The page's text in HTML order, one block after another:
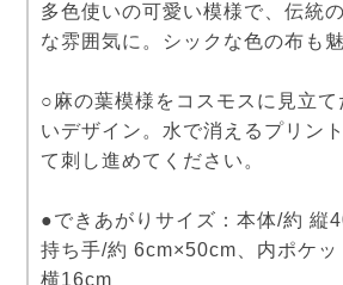
多色使いの可愛い模様で、伝統
な雰囲気に。シックな色の布も
○麻の葉模様をコスモスに見立て
いデザイン。水で消えるプリン
て刺し進めてください。
●できあがりサイズ：本体/約 縦
持ち手/約 6cm×50cm、内ポケ
横16cm